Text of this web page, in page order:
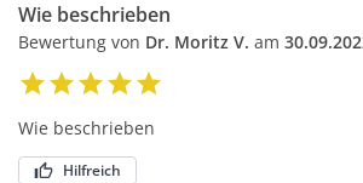
Wie beschrieben
Bewertung von Dr. Moritz V. am
Wie beschrieben
Hilfreich